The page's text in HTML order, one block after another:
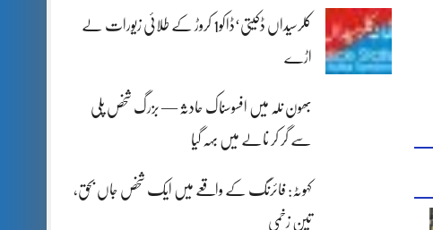
کلرسیداں ڈکیتی‘ڈاکو1 کروڑ کے طلائی زیورات لے
اڑے
بھون نلہ میں افسوسناک حادثہ — بزرگ شخص پلی
سے گر کر نالے میں بہہ گیا
کہوٹہ: فائرنگ کے واقعے میں ایک شخص جاں بحق،
تین زخمی